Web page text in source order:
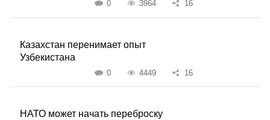
0 3964 16
Казахстан перенимает опыт
Узбекистана
0 4449 16
НАТО может начать переброску